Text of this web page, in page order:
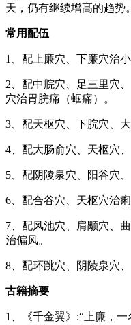
天，仍有继续增髙的趋势。
常用配伍
1、配上廉穴、下廉穴治小
2、配中脘穴、足三里穴
穴治胃脘痛（蝈痛）。
3、配天枢穴、下脘穴、
4、配大肠俞穴、天枢穴
5、配阴陵泉穴、阳谷穴、
6、配合谷穴、天枢穴治痢
7、配风池穴、肩颙穴、
治偏风。
8、配环跳穴、阴陵泉穴
古籍摘要
1、《千金翼》:“上廉，一